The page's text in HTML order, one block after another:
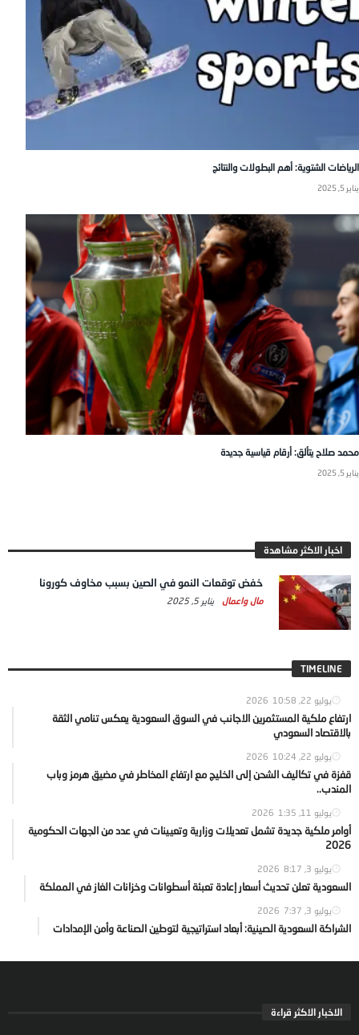
الرياضات الشتوية: أهم البطولات والنتائج
يناير 5, 2025
محمد صلاح يتألق: أرقام قياسية جديدة
يناير 5, 2025
اخبار الاكثر مشاهدة
خفض توقعات النمو في الصين بسبب مخاوف كورونا
مال واعمال يناير 5, 2025
TIMELINE
يوليو 22, 2026 10:58
ارتفاع ملكية المستثمرين الاجانب في السوق السعودية يعكس تنامي الثقة
بالاقتصاد السعودي
يوليو 22, 2026 10:24
قفزة في تكاليف الشحن إلى الخليج مع ارتفاع المخاطر في مضيق هرمز وباب
المندب..
يوليو 11, 2026 1:35
أوامر ملكية جديدة تشمل تعديلات وزارية وتعيينات في عدد من الجهات الحكومية
2026
يوليو 3, 2026 8:17
السعودية تعلن تحديث أسعار إعادة تعبئة أسطوانات وخزانات الغاز في المملكة
يوليو 3, 2026 7:37
الشراكة السعودية الصينية: أبعاد استراتيجية لتوطين الصناعة وأمن الإمدادات
الاخبار الاكثر قراءة